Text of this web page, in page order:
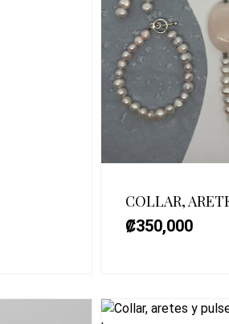
COLLAR,
₡350,000